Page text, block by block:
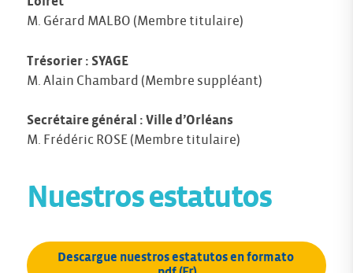
M. Gérard MALBO (Membre titulaire)
Trésorier : SYAGE
M. Alain Chambard (Membre suppléant)
Secrétaire général : Ville d’Orléans
M. Frédéric ROSE (Membre titulaire)
Nuestros estatutos
Descargue nuestros estatutos en formato